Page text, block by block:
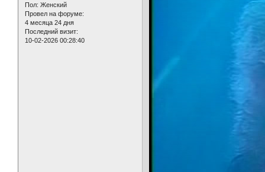
Пол: Женский
Провел на форуме:
4 месяца 24 дня
Последний визит:
10-02-2026 00:28:40